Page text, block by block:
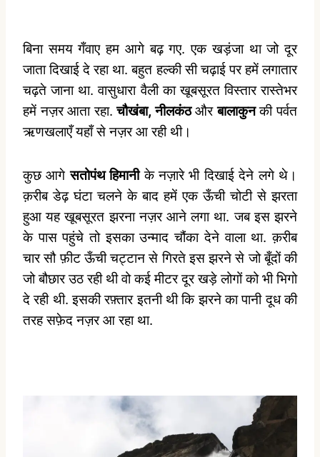
बिना समय गँवाए हम आगे बढ़ गए. एक खड़ंजा था जो दूर
जाता दिखाई दे रहा था. बहुत हल्की सी चढ़ाई पर हमें लगातार
चढ़ते जाना था. वासुधारा वैली का खूबसूरत विस्तार रास्तेभर
हमें नज़र आता रहा.चौखंबा, नीलकंठऔरबालाकुनकी पर्वत
ऋणखलाएँ यहाँ से नज़र आ रही थी।
कुछ आगेसतोपंथ हिमानीके नज़ारे भी दिखाई देने लगे थे।
क़रीब डेढ़ घंटा चलने के बाद हमें एक ऊँची चोटी से झरता
हुआ यह खूबसूरत झरना नज़र आने लगा था. जब इस झरने
के पास पहुंचे तो इसका उन्माद चौंका देने वाला था. क़रीब
चार सौ फ़ीट ऊँची चट्टान से गिरते इस झरने से जो बूँदों की
जो बौछार उठ रही थी वो कई मीटर दूर खड़े लोगों को भी भिगो
दे रही थी. इसकी रफ़्तार इतनी थी कि झरने का पानी दूध की
तरह सफ़ेद नज़र आ रहा था.